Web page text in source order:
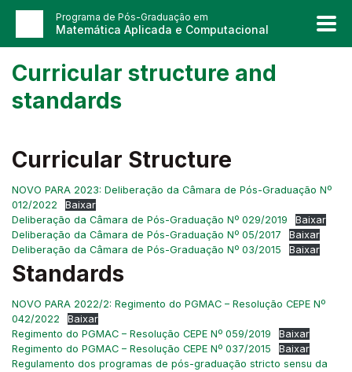
Programa de Pós-Graduação em
Matemática Aplicada e Computacional
Curricular structure and
standards
Curricular Structure
NOVO PARA 2023: Deliberação da Câmara de Pós-Graduação Nº
012/2022
Baixar
Deliberação da Câmara de Pós-Graduação Nº 029/2019
Baixar
Deliberação da Câmara de Pós-Graduação Nº 05/2017
Baixar
Deliberação da Câmara de Pós-Graduação Nº 03/2015
Baixar
Standards
NOVO PARA 2022/2: Regimento do PGMAC – Resolução CEPE Nº
042/2022
Baixar
Regimento do PGMAC – Resolução CEPE Nº 059/2019
Baixar
Regimento do PGMAC – Resolução CEPE Nº 037/2015
Baixar
Regulamento dos programas de pós-graduação stricto sensu da